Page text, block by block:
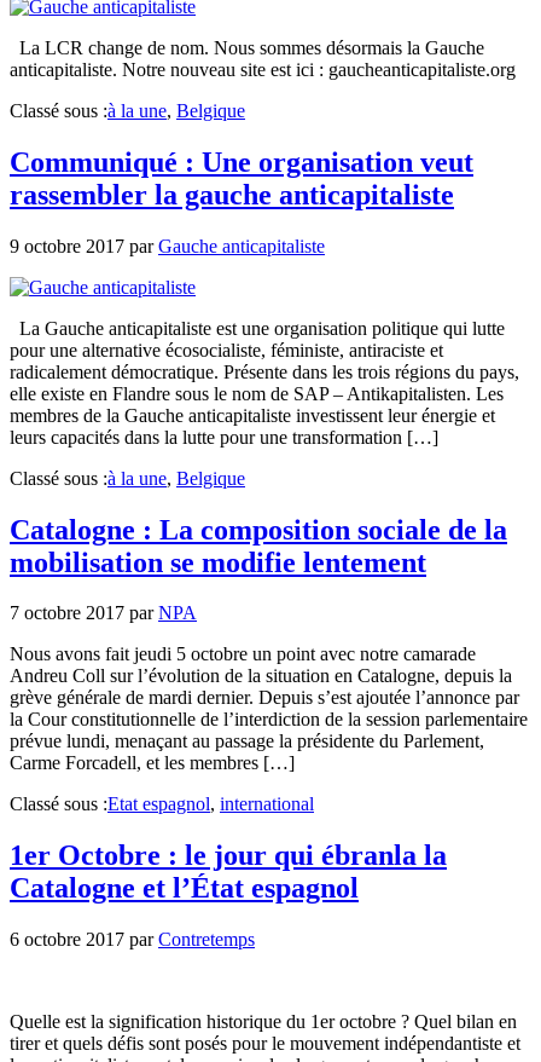
La LCR change de nom. Nous sommes désormais la Gauche
anticapitaliste. Notre nouveau site est ici : gaucheanticapitaliste.org
Classé sous :à la une, Belgique
Communiqué : Une organisation veut
rassembler la gauche anticapitaliste
9 octobre 2017 parGauche anticapitaliste
La Gauche anticapitaliste est une organisation politique qui lutte
pour une alternative écosocialiste, féministe, antiraciste et
radicalement démocratique. Présente dans les trois régions du pays,
elle existe en Flandre sous le nom de SAP – Antikapitalisten. Les
membres de la Gauche anticapitaliste investissent leur énergie et
leurs capacités dans la lutte pour une transformation […]
Classé sous :à la une, Belgique
Catalogne : La composition sociale de la
mobilisation se modifie lentement
7 octobre 2017 parNPA
Nous avons fait jeudi 5 octobre un point avec notre camarade
Andreu Coll sur l’évolution de la situation en Catalogne, depuis la
grève générale de mardi dernier. Depuis s’est ajoutée l’annonce par
la Cour constitutionnelle de l’interdiction de la session parlementaire
prévue lundi, menaçant au passage la présidente du Parlement,
Carme Forcadell, et les membres […]
Classé sous :Etat espagnol, international
1er Octobre : le jour qui ébranla la
Catalogne et l’État espagnol
6 octobre 2017 parContretemps
Quelle est la signification historique du 1er octobre ? Quel bilan en
tirer et quels défis sont posés pour le mouvement indépendantiste et